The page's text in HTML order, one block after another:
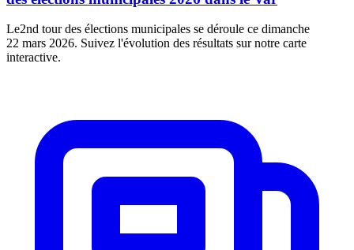
Le2nd tour des élections municipales se déroule ce dimanche
22 mars 2026. Suivez l'évolution des résultats sur notre carte
interactive.